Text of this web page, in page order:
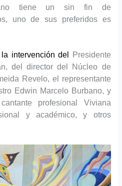
tiene un sin fin de
uno de sus preferidos es
intervención del
Presidente
del director del Núcleo de
Revelo, el representante
Edwin Marcelo Burbano, y
profesional Viviana
y académico, y otros